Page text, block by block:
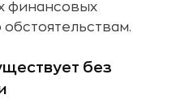
финансовых
без